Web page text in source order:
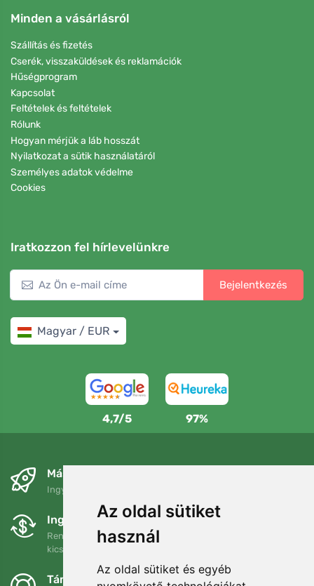
Az oldal sütiket
használ
Az oldal sütiket és egyéb
Minden a vásárlásról
Szállítás és fizetés
Cserék, visszaküldések és reklamációk
Hűségprogram
Kapcsolat
Feltételek és feltételek
Rólunk
Hogyan mérjük a láb hosszát
Nyilatkozat a sütik használatáról
Személyes adatok védelme
Cookies
Iratkozzon fel hírlevelünkre
Bejelentkezés
Magyar / EUR
4,7/5 97%
Másnapra és ingyenesen
Ingyenes szállítás a következő összeg felett: 80 EUR
Ingyenes csere és visszaküldés
Rendelését 90 napon belül bármikor visszaküldheti vagy
kicserélheti.
Támogatjuk a Trees.org-ot